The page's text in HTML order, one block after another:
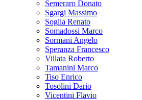
Semeraro Donato
Sgargi Massimo
Soglia Renato
Somadossi Marco
Sormani Angelo
Speranza Francesco
Villata Roberto
Tamanini Marco
Tiso Enrico
Tosolini Dario
Vicentini Flavio